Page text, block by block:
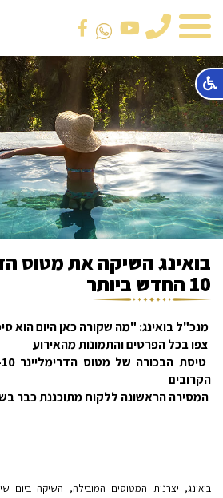
טלפון
10 החדש ביותר
מנכ"ל בואינג: "מה שקורה כאן היום הוא
צפו בכל הפרטים והתמונות מהאירוע
הקרובים
 המסירה הראשונה ללקוח מתוכננת כבר בשנת